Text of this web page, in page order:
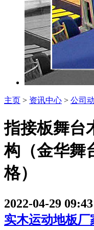
主页 > 资讯中心 > 公司
指接板舞台
构（金华舞
格）
2022-04-29
实木运动地板厂